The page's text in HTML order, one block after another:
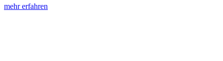
mehr erfahren